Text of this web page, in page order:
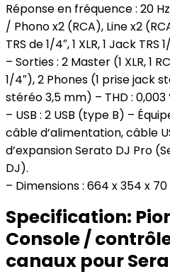
Réponse en fréquence : 20
/ Phono x2 (RCA), Line x2
TRS de 1/4″, 1 XLR, 1 Jack TRS
– Sorties : 2 Master (1 XLR, 1
1/4″), 2 Phones (1 prise jack
stéréo 3,5 mm) – THD : 0,003
– USB : 2 USB (type B) –
câble d’alimentation, câble
d’expansion Serato DJ Pro
DJ).
– Dimensions : 664 x 354 x 70
Specification:
Console /
canaux pour